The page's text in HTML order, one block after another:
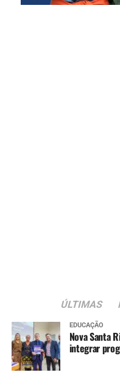
ÚLTIMAS
EDUCAÇÃO
Nova Santa
integrar